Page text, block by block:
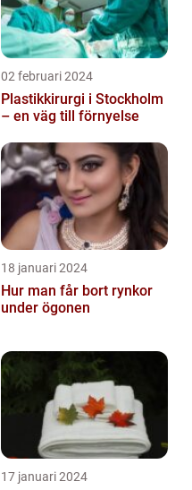
02 februari 2024
Plastikkirurgi i Stockholm
– en väg till förnyelse
18 januari 2024
Hur man får bort rynkor
under ögonen
17 januari 2024